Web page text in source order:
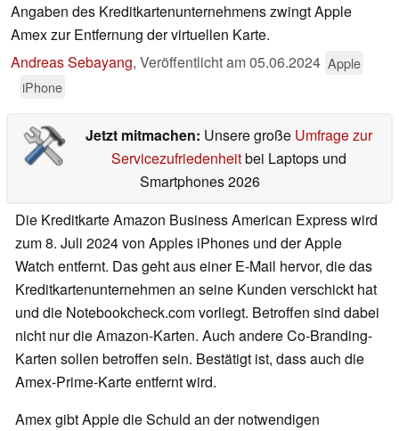
Angaben des Kreditkartenunternehmens zwingt Apple
Amex zur Entfernung der virtuellen Karte.
Andreas Sebayang, Veröffentlicht am05.06.2024 Apple
iPhone
Jetzt mitmachen: Unsere große Umfrage zur
Servicezufriedenheitbei Laptops und
Smartphones 2026
Die Kreditkarte Amazon Business American Express wird
zum 8. Juli 2024 von Apples iPhones und der Apple
Watch entfernt. Das geht aus einer E-Mail hervor, die das
Kreditkartenunternehmen an seine Kunden verschickt hat
und die Notebookcheck.com vorliegt. Betroffen sind dabei
nicht nur die Amazon-Karten. Auch andere Co-Branding-
Karten sollen betroffen sein. Bestätigt ist, dass auch die
Amex-Prime-Karte entfernt wird.
Amex gibt Apple die Schuld an der notwendigen